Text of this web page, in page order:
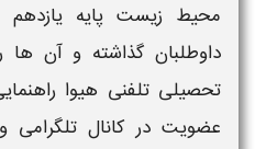
محیط زیست پایه
داوطلبان گذاشته و آن ها
تحصیلی تلفنی هیوا
عضویت در کانال تلگرامی